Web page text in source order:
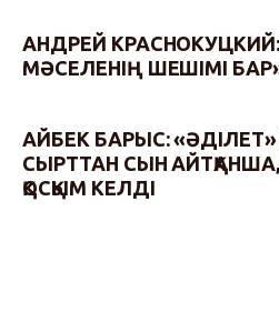
АНДРЕЙ КРАСНОКУЦКИЙ:
МӘСЕЛЕНІҢ ШЕШІМІ
АЙБЕК БАРЫС:
СЫРТТАН СЫН АЙТҚАНША,
ҚОСҚЫМ КЕЛДІ